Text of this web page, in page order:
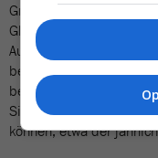
Grossveranstaltungen
Gleichzeitig betonen die
Austragungsorte
besonders stark
bereits mehrfach
können, etwa der